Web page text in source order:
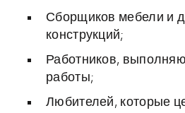
Сборщиков мебели и
конструкций;
Работников,
работы;
Любителей, которые